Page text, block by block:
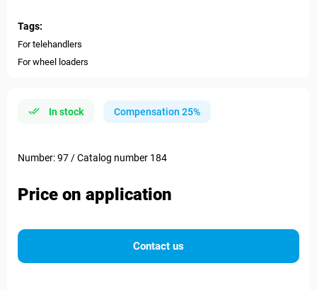
Tags:
For telehandlers
For wheel loaders
In stock Compensation 25%
Number: 97 / Catalog number 184
Price on application
Contact us